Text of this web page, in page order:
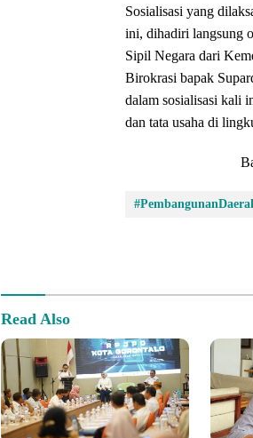
Sosialisasi yang
ini, dihadiri langsung
Sipil Negara dari
Birokrasi bapak
dalam sosialisasi kali
dan tata usaha di
Comment
Read Also